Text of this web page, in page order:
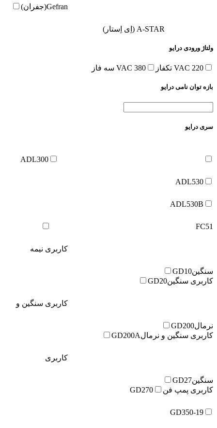
Gefran(جفران)
A-STAR (اِی اِستار)
ولتاژ ورودی درایو
220 VAC تکفاز 380 VAC سه فاز
بازه توان نامی درایو
سری درایو
ADL300
ADL530
ADL530B
FC51
کاربری نیمه
سنگینGD10
کاربری سنگینGD20
کاربری سنگین و
نرمالGD200
کاربری سنگین و نرمالGD200A
کاربری
سنگینGD27
کاربری پمپ فن
GD270
GD350-19